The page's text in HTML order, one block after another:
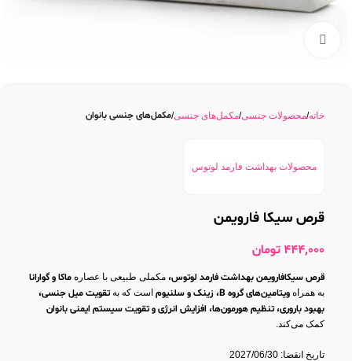
خانه محصولات جنسی مکمل‌های جنسی مکمل‌های جنسی بانوان
محصولات بهداشت فارمد لوتوس
قرص سیکا فارویمن
444,000 تومان
قرص سیکافارویمن بهداشت فارمد لوتوس، مکملی طبیعی با عصاره ماکا و گوارانا
به همراه ویتامین‌های گروه B، زینک و سلنیوم است که به تقویت میل جنسی،
بهبود باروری، تنظیم هورمون‌ها، افزایش انرژی و تقویت سیستم ایمنی بانوان
کمک می‌کند.
تاریخ انقضا: 2027/06/30